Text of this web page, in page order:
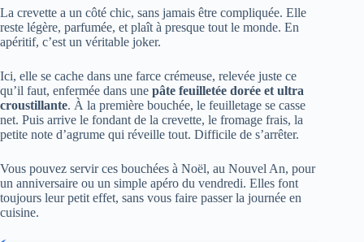
La crevette a un côté chic, sans jamais être compliquée. Elle
reste légère, parfumée, et plaît à presque tout le monde. En
apéritif, c’est un véritable joker.
Ici, elle se cache dans une farce crémeuse, relevée juste ce
qu’il faut, enfermée dans une pâte feuilletée dorée et ultra
croustillante. À la première bouchée, le feuilletage se casse
net. Puis arrive le fondant de la crevette, le fromage frais, la
petite note d’agrume qui réveille tout. Difficile de s’arrêter.
Vous pouvez servir ces bouchées à Noël, au Nouvel An, pour
un anniversaire ou un simple apéro du vendredi. Elles font
toujours leur petit effet, sans vous faire passer la journée en
cuisine.